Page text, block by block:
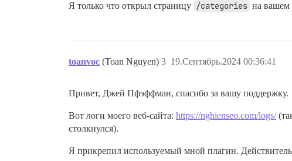
Я только что открыл страницу /categories на вашем
toanvoc (Toan Nguyen) 19.Сентябрь.2024 00:36:41
3
Привет, Джей Пфэффман, спасибо за вашу поддержку.
Вот логи моего веб-сайта: https://nghienseo.com/logs/
столкнулся).
Я прикрепил используемый мной плагин.